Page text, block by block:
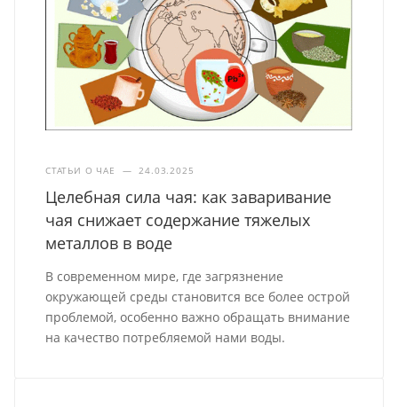
СТАТЬИ О ЧАЕ — 24.03.2025
Целебная сила чая: как заваривание
чая снижает содержание тяжелых
металлов в воде
В современном мире, где загрязнение
окружающей среды становится все более острой
проблемой, особенно важно обращать внимание
на качество потребляемой нами воды.